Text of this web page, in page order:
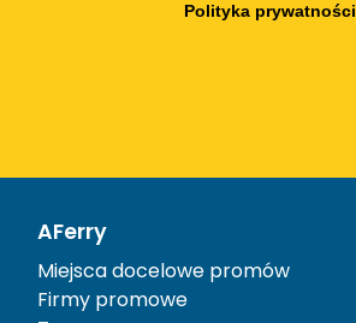
Polityka prywatności
AFerry
Miejsca docelowe promów
Firmy promowe